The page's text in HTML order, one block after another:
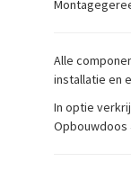
Alle
installatie en
In optie
Opbouwdoos